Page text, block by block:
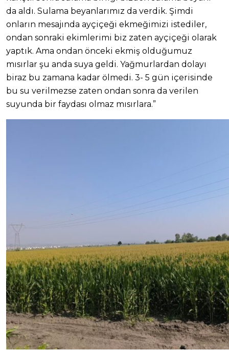
da aldı. Sulama beyanlarımız da verdik. Şimdi
onların mesajında ayçiçeği ekmeğimizi istediler,
ondan sonraki ekimlerimi biz zaten ayçiçeği olarak
yaptık. Ama ondan önceki ekmiş olduğumuz
mısırlar şu anda suya geldi. Yağmurlardan dolayı
biraz bu zamana kadar ölmedi. 3- 5 gün içerisinde
bu su verilmezse zaten ondan sonra da verilen
suyunda bir faydası olmaz mısırlara.”